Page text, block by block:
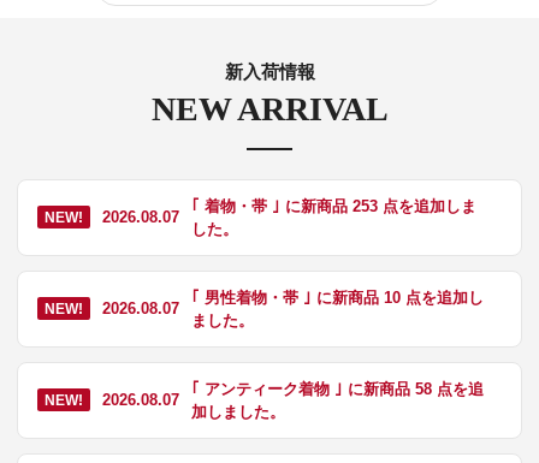
NEW ARRIVAL
新入荷情報
NEW! 2026.08.07
｢ 着物・帯 ｣ に新商品 253 点を追加しま
した。
NEW! 2026.08.07
｢ 男性着物・帯 ｣ に新商品 10 点を追加し
ました。
NEW! 2026.08.07
｢ アンティーク着物 ｣ に新商品 58 点を追
加しました。